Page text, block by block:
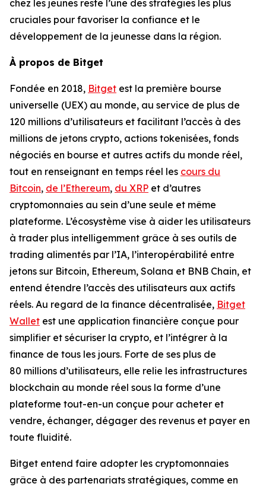
chez les jeunes reste l’une des stratégies les plus
cruciales pour favoriser la confiance et le
développement de la jeunesse dans la région.
À propos de Bitget
Fondée en 2018, Bitget est la première bourse
universelle (UEX) au monde, au service de plus de
120 millions d’utilisateurs et facilitant l’accès à des
millions de jetons crypto, actions tokenisées, fonds
négociés en bourse et autres actifs du monde réel,
tout en renseignant en temps réel les cours du
Bitcoin, de l’Ethereum, du XRP et d’autres
cryptomonnaies au sein d’une seule et même
plateforme. L’écosystème vise à aider les utilisateurs
à trader plus intelligemment grâce à ses outils de
trading alimentés par l’IA, l’interopérabilité entre
jetons sur Bitcoin, Ethereum, Solana et BNB Chain, et
entend étendre l’accès des utilisateurs aux actifs
réels. Au regard de la finance décentralisée, Bitget
Wallet est une application financière conçue pour
simplifier et sécuriser la crypto, et l’intégrer à la
finance de tous les jours. Forte de ses plus de
80 millions d’utilisateurs, elle relie les infrastructures
blockchain au monde réel sous la forme d’une
plateforme tout-en-un conçue pour acheter et
vendre, échanger, dégager des revenus et payer en
toute fluidité.
Bitget entend faire adopter les cryptomonnaies
grâce à des partenariats stratégiques, comme en